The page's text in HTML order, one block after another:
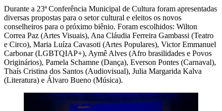
Durante a 23ª Conferência Municipal de Cultura foram apresentadas
diversas propostas para o setor cultural e eleitos os novos
conselheiros para o próximo biênio. Foram escolhidos: Wilton
Correa Paz (Artes Visuais), Ana Cláudia Ferreira Gambassi (Teatro
e Circo), Maria Luíza Cavasoti (Artes Populares), Victor Emmanuel
Carbonar (LGBTQIAP+), Aymê Alves (Afro brasilidades e Povos
Originários), Pamela Schamne (Dança), Everson Pontes (Carnaval),
Thaís Cristina dos Santos (Audiovisual), Julia Margarida Kalva
(Literatura) e Álvaro Bueno (Música).